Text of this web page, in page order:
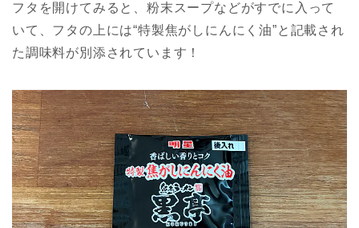
フタを開けてみると、粉末スープなどがすでに入って
いて、フタの上には“特製焦がしにんにく油”と記載され
た調味料が別添されています！